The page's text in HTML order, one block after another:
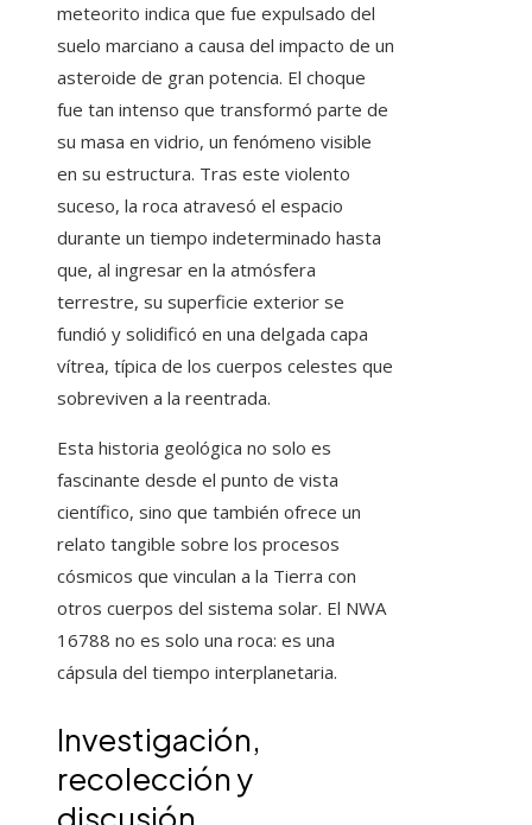
meteorito indica que fue expulsado del
suelo marciano a causa del impacto de un
asteroide de gran potencia. El choque
fue tan intenso que transformó parte de
su masa en vidrio, un fenómeno visible
en su estructura. Tras este violento
suceso, la roca atravesó el espacio
durante un tiempo indeterminado hasta
que, al ingresar en la atmósfera
terrestre, su superficie exterior se
fundió y solidificó en una delgada capa
vítrea, típica de los cuerpos celestes que
sobreviven a la reentrada.
Esta historia geológica no solo es
fascinante desde el punto de vista
científico, sino que también ofrece un
relato tangible sobre los procesos
cósmicos que vinculan a la Tierra con
otros cuerpos del sistema solar. El NWA
16788 no es solo una roca: es una
cápsula del tiempo interplanetaria.
Investigación,
recolección y